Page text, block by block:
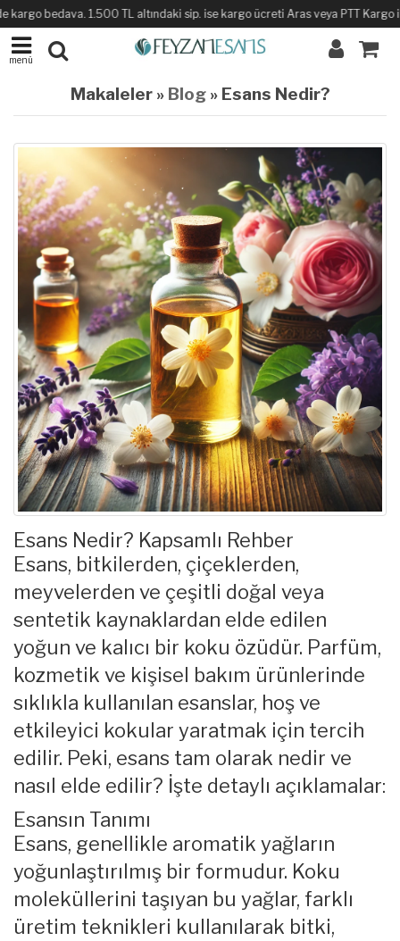
bedava. 1.500 TL altındaki sip. ise kargo ücreti Aras veya PTT Kargo
menü
Makaleler » Blog» Esans Nedir?
Esans Nedir? Kapsamlı Rehber
Esans, bitkilerden, çiçeklerden,
meyvelerden ve çeşitli doğal veya
sentetik kaynaklardan elde edilen
yoğun ve kalıcı bir koku özüdür. Parfüm,
kozmetik ve kişisel bakım ürünlerinde
sıklıkla kullanılan esanslar, hoş ve
etkileyici kokular yaratmak için tercih
edilir. Peki, esans tam olarak nedir ve
nasıl elde edilir? İşte detaylı açıklamalar:
Esansın Tanımı
Esans, genellikle aromatik yağların
yoğunlaştırılmış bir formudur. Koku
moleküllerini taşıyan bu yağlar, farklı
üretim teknikleri kullanılarak bitki,